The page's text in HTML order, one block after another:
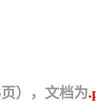
），文档为